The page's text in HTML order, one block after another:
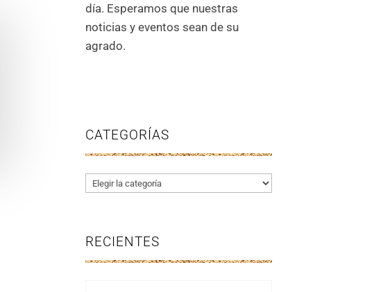
día. Esperamos que nuestras
noticias y eventos sean de su
agrado.
CATEGORÍAS
Categorías
RECIENTES